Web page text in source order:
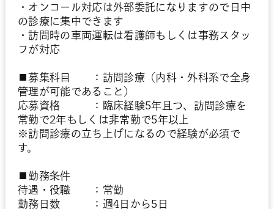
・オンコール対応は外部委託になりますので日中
の診療に集中できます
・訪問時の車両運転は看護師もしくは事務スタッ
フが対応
■募集科目 ：訪問診療（内科・外科系で全身
管理が可能であること）
応募資格 ：臨床経験5年且つ、訪問診療を
常勤で2年もしくは非常勤で5年以上
※訪問診療の立ち上げになるので経験が必須で
す。
■勤務条件
待遇・役職 ：常勤
勤務日数 ：週4日から5日